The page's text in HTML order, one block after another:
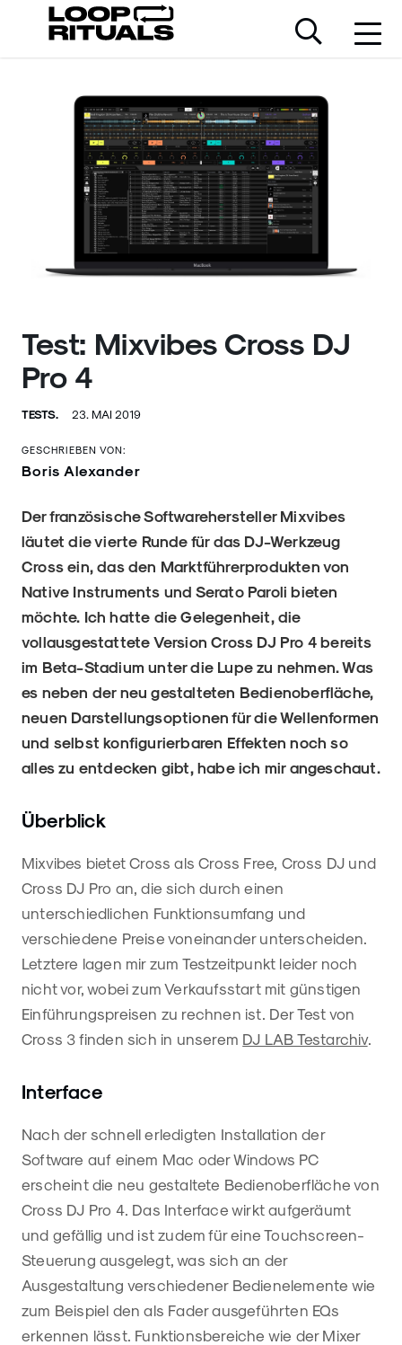
Test: Mixvibes Cross DJ
Pro 4
TESTS. 23. MAI 2019
GESCHRIEBEN VON:
Boris Alexander
Der französische Softwarehersteller Mixvibes
läutet die vierte Runde für das DJ-Werkzeug
Cross ein, das den Marktführerprodukten von
Native Instruments und Serato Paroli bieten
möchte. Ich hatte die Gelegenheit, die
vollausgestattete Version Cross DJ Pro 4 bereits
im Beta-Stadium unter die Lupe zu nehmen. Was
es neben der neu gestalteten Bedienoberfläche,
neuen Darstellungsoptionen für die Wellenformen
und selbst konfigurierbaren Effekten noch so
alles zu entdecken gibt, habe ich mir angeschaut.
Überblick
Mixvibes bietet Cross als Cross Free, Cross DJ und
Cross DJ Pro an, die sich durch einen
unterschiedlichen Funktionsumfang und
verschiedene Preise voneinander unterscheiden.
Letztere lagen mir zum Testzeitpunkt leider noch
nicht vor, wobei zum Verkaufsstart mit günstigen
Einführungspreisen zu rechnen ist. Der Test von
Cross 3 finden sich in unserem DJ LAB Testarchiv.
Interface
Nach der schnell erledigten Installation der
Software auf einem Mac oder Windows PC
erscheint die neu gestaltete Bedienoberfläche von
Cross DJ Pro 4. Das Interface wirkt aufgeräumt
und gefällig und ist zudem für eine Touchscreen-
Steuerung ausgelegt, was sich an der
Ausgestaltung verschiedener Bedienelemente wie
zum Beispiel den als Fader ausgeführten EQs
erkennen lässt. Funktionsbereiche wie der Mixer